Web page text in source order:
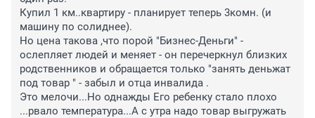
Купил 1 км..квартиру - планирует теперь 3комн. (и
машину по солиднее).
Но цена такова ,что порой "Бизнес-Деньги" -
ослепляет людей и меняет - он перечеркнул близких
родственников и обращается только "занять деньжат
под товар " - забыл и отца инвалида .
Это мелочи...Но однажды Его ребенку стало плохо
...рвало температура...А с утра надо товар выгружать